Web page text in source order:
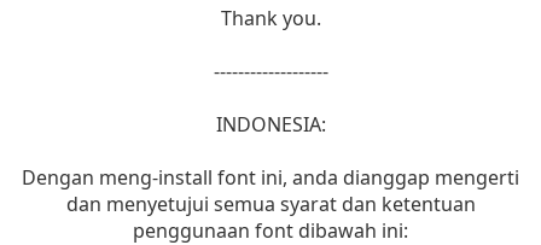
Thank you.
-------------------
INDONESIA:
Dengan meng-install font ini, anda dianggap mengerti
dan menyetujui semua syarat dan ketentuan
penggunaan font dibawah ini: